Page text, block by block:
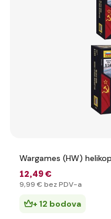
Wargames (HW)
12,49 €
9,99 € bez PDV-a
+ 12 bodova